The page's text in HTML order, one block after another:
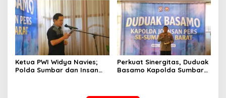
Kamtibmas
Bukittinggi
Ketua PWI Widya Navies;
Polda Sumbar dan Insan
Perkuat Sinergitas, Duduak
Basamo Kapolda Sumbar